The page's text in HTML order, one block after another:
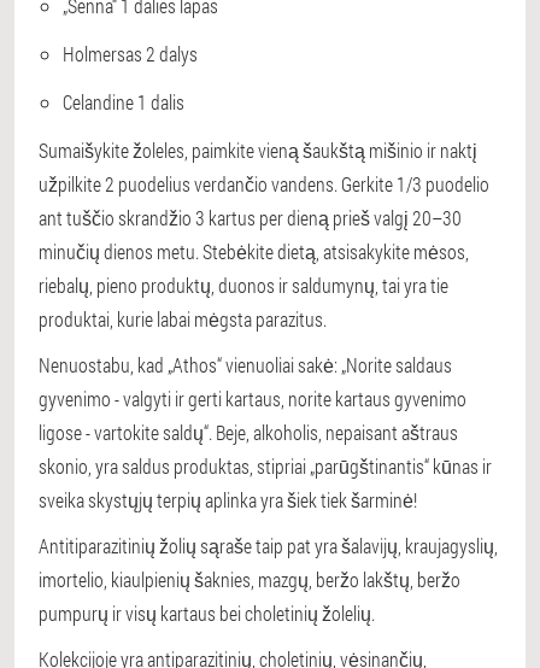
„Senna“ 1 dalies lapas
Holmersas 2 dalys
Celandine 1 dalis
Sumaišykite žoleles, paimkite vieną šaukštą mišinio ir naktį
užpilkite 2 puodelius verdančio vandens. Gerkite 1/3 puodelio
ant tuščio skrandžio 3 kartus per dieną prieš valgį 20–30
minučių dienos metu. Stebėkite dietą, atsisakykite mėsos,
riebalų, pieno produktų, duonos ir saldumynų, tai yra tie
produktai, kurie labai mėgsta parazitus.
Nenuostabu, kad „Athos“ vienuoliai sakė: „Norite saldaus
gyvenimo - valgyti ir gerti kartaus, norite kartaus gyvenimo
ligose - vartokite saldų“. Beje, alkoholis, nepaisant aštraus
skonio, yra saldus produktas, stipriai „parūgštinantis“ kūnas ir
sveika skystųjų terpių aplinka yra šiek tiek šarminė!
Antitiparazitinių žolių sąraše taip pat yra šalavijų, kraujagyslių,
imortelio, kiaulpienių šaknies, mazgų, beržo lakštų, beržo
pumpurų ir visų kartaus bei choletinių žolelių.
Kolekcijoje yra antiparazitinių, choletinių, vėsinančių,